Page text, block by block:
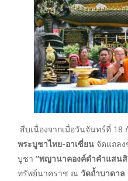
สืบเนื่องจากเมื่อวันจันทร์ที่ 18
พระบูชาไทย-อาเซี่ยน จัดแถลง
บูชา “พญานาคองค์ดำคำแสน
ทรัพย์นาคราช ณ วัดถ้ำบาดาล